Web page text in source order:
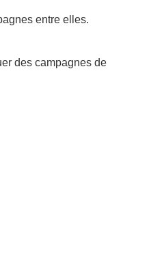
entre elles.
des campagnes de